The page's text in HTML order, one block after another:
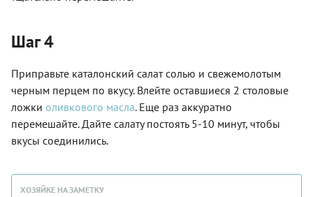
Шаг 4
Приправьте каталонский салат солью и свежемолотым
черным перцем по вкусу. Влейте оставшиеся 2 столовые
ложки оливкового масла. Еще раз аккуратно
перемешайте. Дайте салату постоять 5-10 минут, чтобы
вкусы соединились.
ХОЗЯЙКЕ НА ЗАМЕТКУ